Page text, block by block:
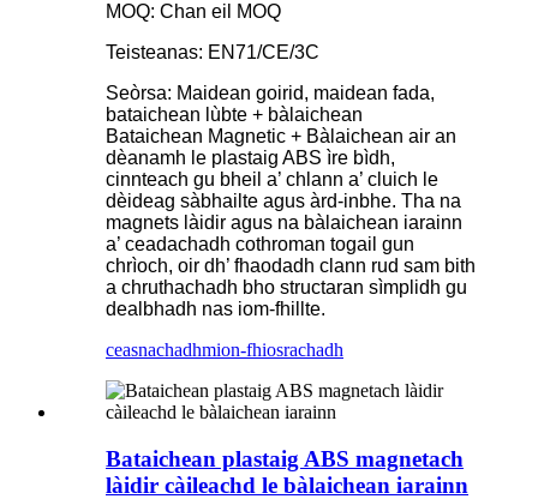
MOQ: Chan eil MOQ
Teisteanas: EN71/CE/3C
Seòrsa: Maidean goirid, maidean fada,
bataichean lùbte + bàlaichean
Bataichean Magnetic + Bàlaichean air an
dèanamh le plastaig ABS ìre bìdh,
cinnteach gu bheil a’ chlann a’ cluich le
dèideag sàbhailte agus àrd-inbhe. Tha na
magnets làidir agus na bàlaichean iarainn
a’ ceadachadh cothroman togail gun
chrìoch, oir dh’ fhaodadh clann rud sam bith
a chruthachadh bho structaran sìmplidh gu
dealbhadh nas iom-fhillte.
ceasnachadhmion-fhiosrachadh
Bataichean plastaig ABS magnetach
làidir càileachd le bàlaichean iarainn